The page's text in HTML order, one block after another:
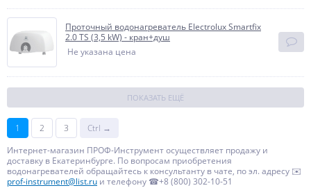
Проточный водонагреватель Electrolux Smartfix
2.0 TS (3,5 kW) - кран+душ
Не указана цена
ПОКАЗАТЬ ЕЩЁ
1 2 3
Ctrl →
Интернет-магазин ПРОФ-Инструмент осуществляет продажу и
доставку в Екатеринбурге. По вопросам приобретения
водонагревателей обращайтесь к консультанту в чате, по эл. адресу ✉️
prof-instrument@list.ru и телефону ☎+8 (800) 302-10-51